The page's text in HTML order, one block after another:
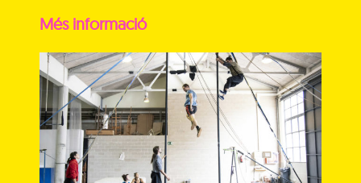
Més informació